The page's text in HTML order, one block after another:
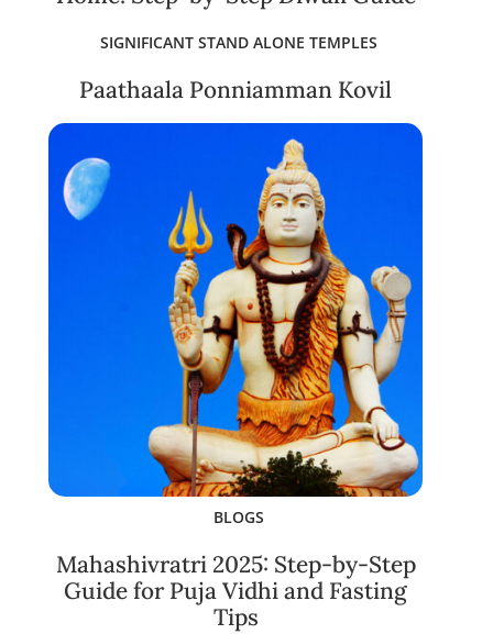
SIGNIFICANT STAND ALONE TEMPLES
Paathaala Ponniamman Kovil
BLOGS
Mahashivratri 2025: Step-by-Step
Guide for Puja Vidhi and Fasting
Tips